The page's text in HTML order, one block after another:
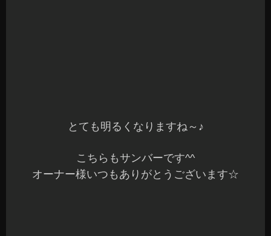
やっぱり明るいですね～
こちらはムーブカスタムです♪
オーナー様いつもありがとうございます☆